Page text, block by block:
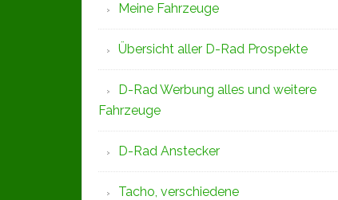
Meine Fahrzeuge
Übersicht aller D-Rad Prospekte
D-Rad Werbung alles und weitere
Fahrzeuge
D-Rad Anstecker
Tacho, verschiedene